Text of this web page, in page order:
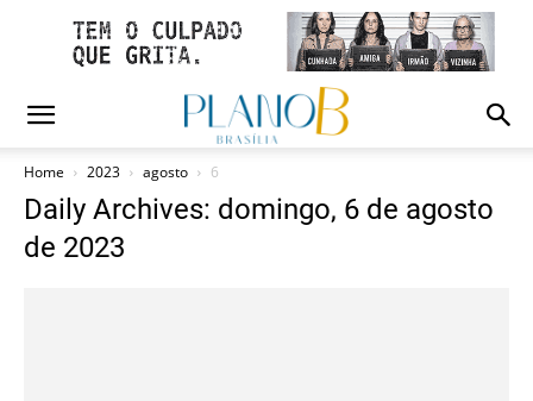
Home 2023 agosto 6
Daily Archives: domingo, 6 de agosto
de 2023